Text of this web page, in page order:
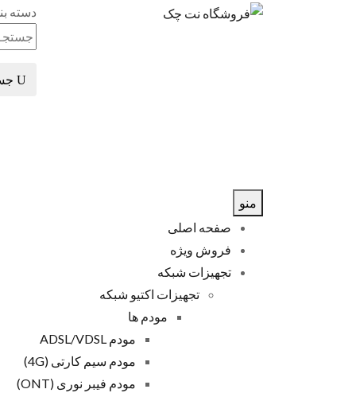
دسته
منو
صفحه اصلی
فروش ویژه
تجهیزات شبکه
تجهیزات اکتیو شبکه
مودم ها
مودم ADSL/VDSL
مودم سیم کارتی (4G)
مودم فیبر نوری (ONT)